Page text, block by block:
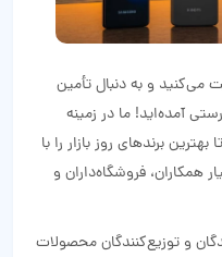
می‌کنید و به دنبال تأمین
آمده‌اید! ما در زمینه
بهترین برندهای روز بازار را با
همکاران، فروشگاه‌داران و
و توزیع‌کنندگان محصولات